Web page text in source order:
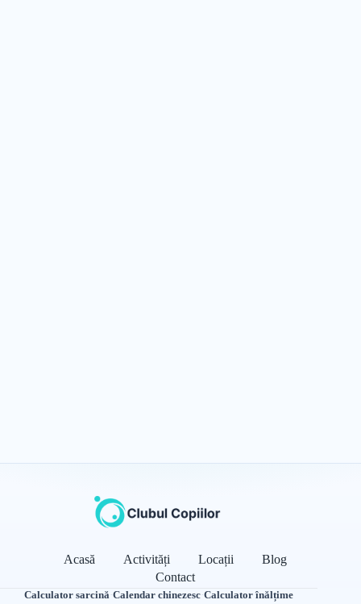
Acasă Activități Locații
Blog
Contact
Calculator sarcină·Calendar chinezesc·Calculator înălțime